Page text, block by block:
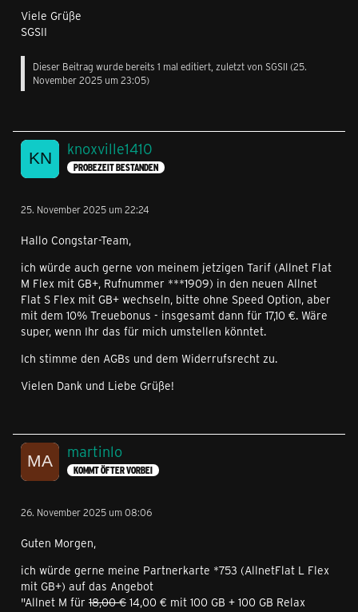
Viele Grüße
SGSII
Dieser Beitrag wurde bereits 1 mal editiert, zuletzt von SGSII (25.
November 2025 um 23:05)
knoxville1410
PROBEZEIT BESTANDEN
25. November 2025 um 22:24
Hallo Congstar-Team,
ich würde auch gerne von meinem jetzigen Tarif (Allnet Flat
M Flex mit GB+, Rufnummer ***1909) in den neuen Allnet
Flat S Flex mit GB+ wechseln, bitte ohne Speed Option, aber
mit dem 10% Treuebonus - insgesamt dann für 17,10 €. Wäre
super, wenn Ihr das für mich umstellen könntet.
Ich stimme den AGBs und dem Widerrufsrecht zu.
Vielen Dank und Liebe Grüße!
martinlo
KOMMT ÖFTER VORBEI
26. November 2025 um 08:06
Guten Morgen,
ich würde gerne meine Partnerkarte *753 (AllnetFlat L Flex
mit GB+) auf das Angebot
"Allnet M für 18,00 € 14,00 € mit 100 GB + 100 GB Relax